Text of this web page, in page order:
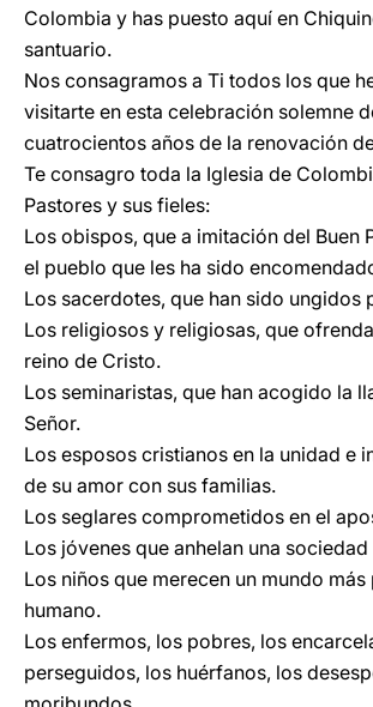
Colombia y has puesto aquí en
santuario.
Nos consagramos a Ti todos los que
visitarte en esta celebración solemne
cuatrocientos años de la renovación
Te consagro toda la Iglesia de
Pastores y sus fieles:
Los obispos, que a imitación del Buen
el pueblo que les ha sido
Los sacerdotes, que han sido ungidos
Los religiosos y religiosas, que
reino de Cristo.
Los seminaristas, que han acogido la
Señor.
Los esposos cristianos en la unidad e
de su amor con sus familias.
Los seglares comprometidos en el
Los jóvenes que anhelan una sociedad
Los niños que merecen un mundo
humano.
Los enfermos, los pobres, los
perseguidos, los huérfanos, los